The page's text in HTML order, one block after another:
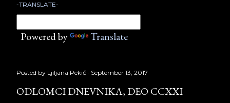
-TRANSLATE-
Powered by Translate
Posted by Ljiljana Pekić September 13, 2017
ODLOMCI DNEVNIKA, DEO CCXXI